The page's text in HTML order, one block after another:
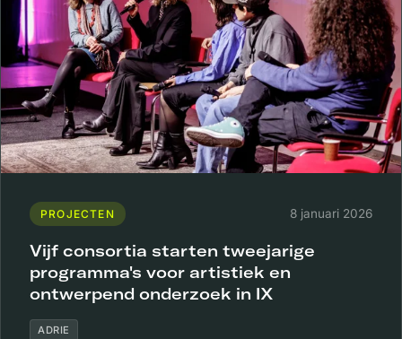
PROJECTEN 8 januari 2026
Vijf consortia starten tweejarige
programma's voor artistiek en
ontwerpend onderzoek in IX
ADRIE